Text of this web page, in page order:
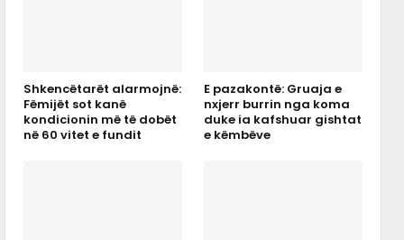
Shkencëtarët alarmojnë:
Fëmijët sot kanë
kondicionin më të dobët
në 60 vitet e fundit
E pazakontë: Gruaja e
nxjerr burrin nga koma
duke ia kafshuar gishtat
e këmbëve